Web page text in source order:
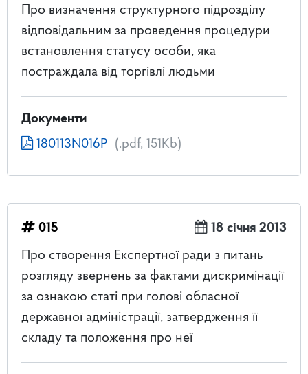
Про визначення структурного підрозділу
відповідальним за проведення процедури
встановлення статусу особи, яка
постраждала від торгівлі людьми
Документи
180113N016P (.pdf, 151Kb)
015
18 січня 2013
Про створення Експертної ради з питань
розгляду звернень за фактами дискримінації
за ознакою статі при голові обласної
державної адміністрації, затвердження її
складу та положення про неї